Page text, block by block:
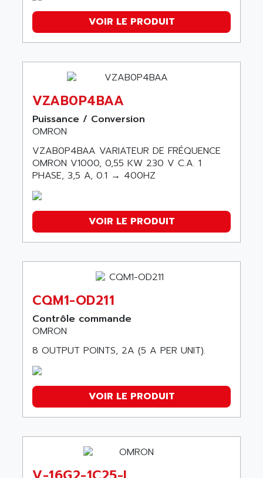
3G3 SERIE
SMARTSTEP A
AUTOMATE
R7D
SmartStep servo drive
VARIATEUR
C100H
R88M
NQ5
CJ
YASKAWA
module
FT210
VOIR LE PRODUIT
VZAB0P4BAA
Puissance / Conversion
OMRON
VZAB0P4BAA VARIATEUR DE FRÉQUENCE
OMRON V1000, 0,55 KW 230 V C.A. 1
PHASE, 3,5 A, 0.1 → 400HZ
VOIR LE PRODUIT
CQM1-OD211
Contrôle commande
OMRON
8 OUTPUT POINTS, 2A (5 A PER UNIT).
VOIR LE PRODUIT